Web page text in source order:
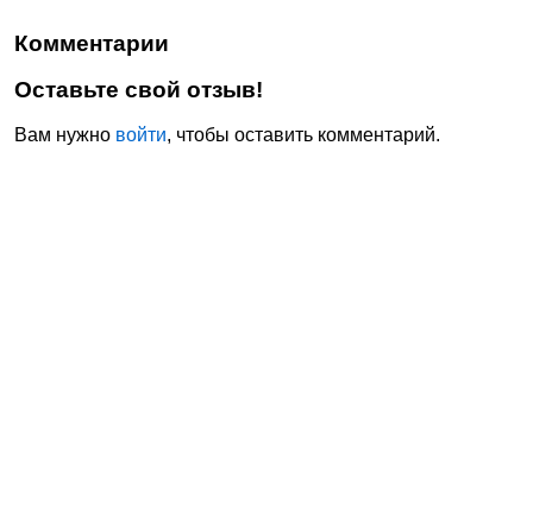
Комментарии
Оставьте свой отзыв!
Вам нужно войти, чтобы оставить комментарий.